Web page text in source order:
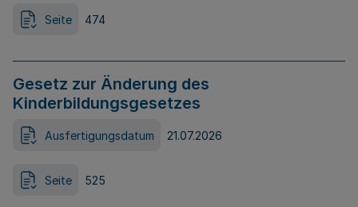
Seite 474
Gesetz zur Änderung des
Kinderbildungsgesetzes
Ausfertigungsdatum 21.07.2026
Seite 525